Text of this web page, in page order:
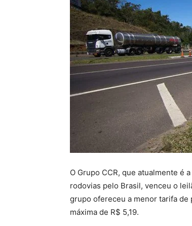
O Grupo CCR, que atualmente é
rodovias pelo Brasil, venceu o
grupo ofereceu a menor tarifa de
máxima de R$ 5,19.